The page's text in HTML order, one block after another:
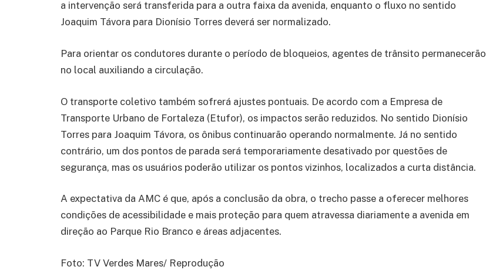
a intervenção será transferida para a outra faixa da avenida, enquanto o fluxo no sentido
Joaquim Távora para Dionísio Torres deverá ser normalizado.
Para orientar os condutores durante o período de bloqueios, agentes de trânsito permanecerão
no local auxiliando a circulação.
O transporte coletivo também sofrerá ajustes pontuais. De acordo com a Empresa de
Transporte Urbano de Fortaleza (Etufor), os impactos serão reduzidos. No sentido Dionísio
Torres para Joaquim Távora, os ônibus continuarão operando normalmente. Já no sentido
contrário, um dos pontos de parada será temporariamente desativado por questões de
segurança, mas os usuários poderão utilizar os pontos vizinhos, localizados a curta distância.
A expectativa da AMC é que, após a conclusão da obra, o trecho passe a oferecer melhores
condições de acessibilidade e mais proteção para quem atravessa diariamente a avenida em
direção ao Parque Rio Branco e áreas adjacentes.
Foto: TV Verdes Mares/ Reprodução